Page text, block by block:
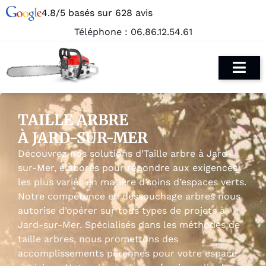
4.8/5 basés sur 628 avis
Téléphone : 06.86.12.54.61
TAILLE ARBRE
À JARD-SUR-MER
Découvrez nos solutions d’Taille arbre à Jard-
sur-Mer, élaborés pour répondre aux exigences
les plus variés en matière d’soins d’espaces verts.
Notre compétence en dessouchage arbres nous
autorise d’opérer sur tous types de projets à
Jard-sur-Mer. Spécialisés dans les méthodes de
taille arbres, nous promettons des
accomplissements pérennes pour votre espace